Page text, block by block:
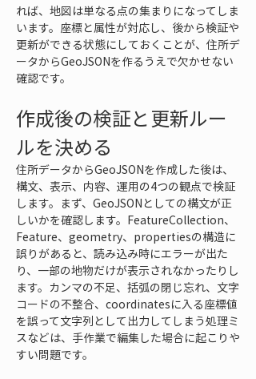
れば、地図は単なる点の集まりになってしま
います。座標と属性が対応し、後から検証や
更新ができる状態にしておくことが、住所デ
ータからGeoJSONを作るうえで欠かせない
確認です。
作成後の検証と更新ルー
ルを決める
住所データからGeoJSONを作成した後は、
構文、表示、内容、運用の4つの観点で検証
します。まず、GeoJSONとしての構文が正
しいかを確認します。FeatureCollection、
Feature、geometry、propertiesの構造に
誤りがあると、読み込み時にエラーが出た
り、一部の地物だけが表示されなかったりし
ます。カンマの不足、括弧の閉じ忘れ、文字
コードの不整合、coordinatesに入る座標値
を誤って文字列として出力してしまう処理ミ
スなどは、手作業で編集した場合に起こりや
すい問題です。